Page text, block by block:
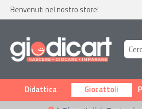
Benvenuti nel nostro store!
Didattica Giocattoli